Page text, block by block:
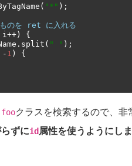
( "*" );
のを ret に入れる
i++)
{
. split ( " " );
- 1 )
{
fooクラスを検索するので、非
ずにid属性を使うようにしま